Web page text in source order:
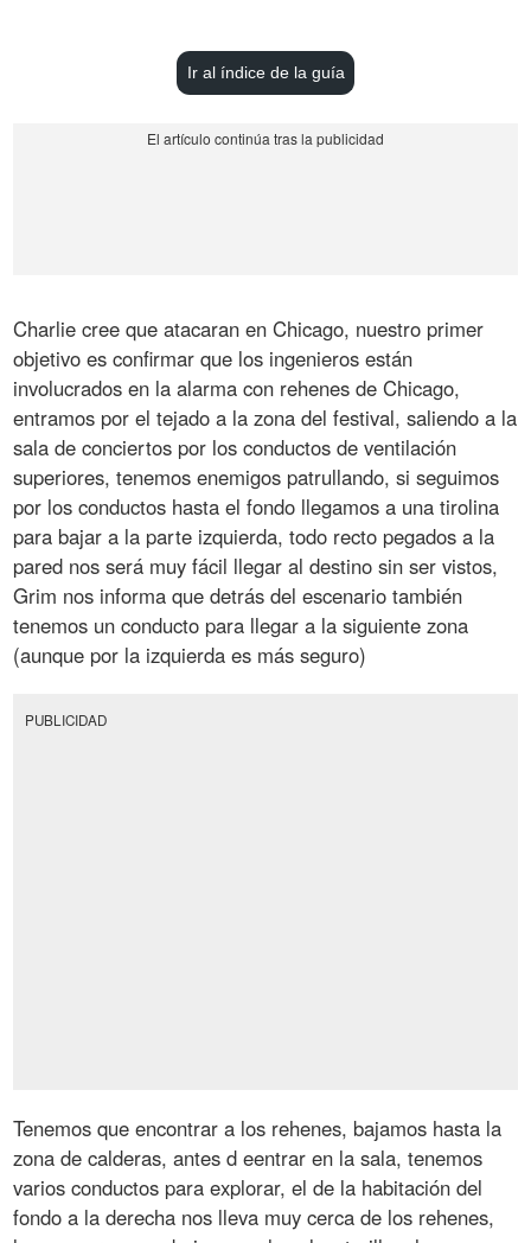
Ir al índice de la guía
Charlie cree que atacaran en Chicago, nuestro primer
objetivo es confirmar que los ingenieros están
involucrados en la alarma con rehenes de Chicago,
entramos por el tejado a la zona del festival, saliendo a la
sala de conciertos por los conductos de ventilación
superiores, tenemos enemigos patrullando, si seguimos
por los conductos hasta el fondo llegamos a una tirolina
para bajar a la parte izquierda, todo recto pegados a la
pared nos será muy fácil llegar al destino sin ser vistos,
Grim nos informa que detrás del escenario también
tenemos un conducto para llegar a la siguiente zona
(aunque por la izquierda es más seguro)
PUBLICIDAD
Tenemos que encontrar a los rehenes, bajamos hasta la
zona de calderas, antes d eentrar en la sala, tenemos
varios conductos para explorar, el de la habitación del
fondo a la derecha nos lleva muy cerca de los rehenes,